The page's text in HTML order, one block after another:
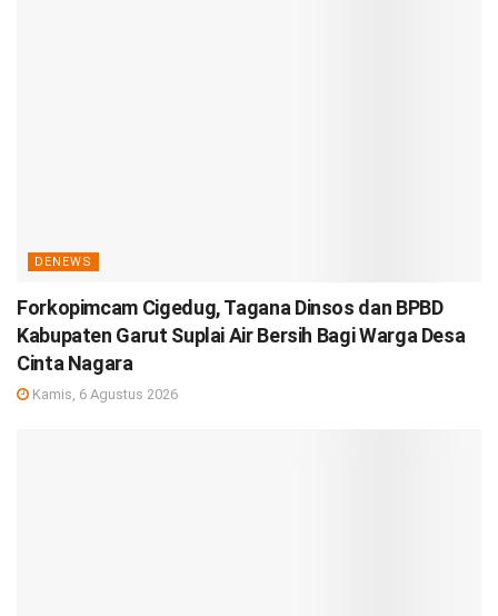
DENEWS
Forkopimcam Cigedug, Tagana Dinsos dan BPBD
Kabupaten Garut Suplai Air Bersih Bagi Warga Desa
Cinta Nagara
Kamis, 6 Agustus 2026